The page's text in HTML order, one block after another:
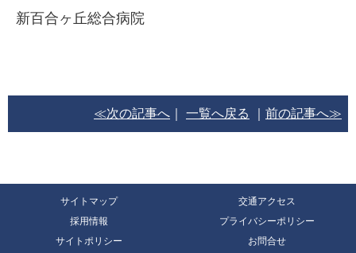
新百合ヶ丘総合病院
≪次の記事へ 一覧へ戻る 前の記事へ≫
サイトマップ 交通アクセス
採用情報 プライバシーポリシー
サイトポリシー お問合せ